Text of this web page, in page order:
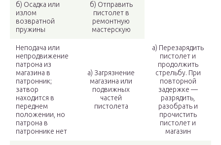
б) Осадка или
излом
возвратной
пружины
б) Отправить
пистолет в
ремонтную
мастерскую
Неподача или
непродвижение
патрона из
магазина в
патронник;
затвор
находится в
переднем
положении, но
патрона в
патроннике нет
а) Загрязнение
магазина или
подвижных
частей
пистолета
а) Перезарядить
пистолет и
продолжить
стрельбу. При
повторной
задержке —
разрядить,
разобрать и
прочистить
пистолет и
магазин